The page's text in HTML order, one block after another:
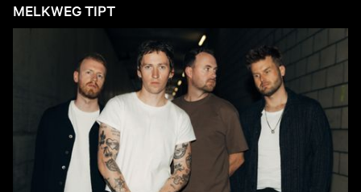
MELKWEG TIPT